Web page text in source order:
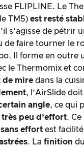
FLIPLINE. Le
TM5) est resté
s’agisse de pétrir
de faire tourner le
Il forme en outre
le Thermomix et
de mire dans la
, l’AirSlide
angle, ce qui
très peu d’effort. Ce
effort est
. La finition